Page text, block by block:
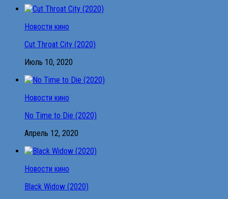
Новости кино
Cut Throat City (2020)
Июль 10, 2020
Новости кино
No Time to Die (2020)
Апрель 12, 2020
Новости кино
Black Widow (2020)